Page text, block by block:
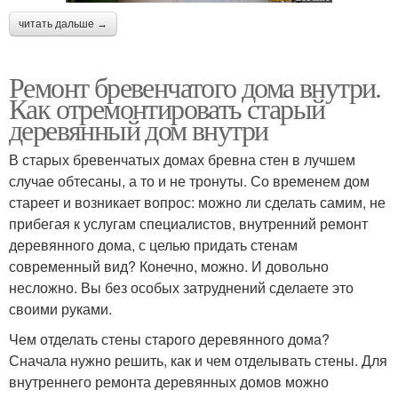
читать дальше →
Ремонт бревенчатого дома внутри.
Как отремонтировать старый
деревянный дом внутри
В старых бревенчатых домах бревна стен в лучшем
случае обтесаны, а то и не тронуты. Со временем дом
стареет и возникает вопрос: можно ли сделать самим, не
прибегая к услугам специалистов, внутренний ремонт
деревянного дома, с целью придать стенам
современный вид? Конечно, можно. И довольно
несложно. Вы без особых затруднений сделаете это
своими руками.
Чем отделать стены старого деревянного дома?
Сначала нужно решить, как и чем отделывать стены. Для
внутреннего ремонта деревянных домов можно